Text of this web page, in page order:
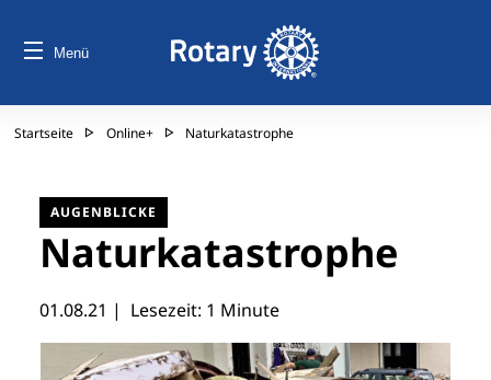
Menü
Startseite Online+ Naturkatastrophe
AUGENBLICKE
Naturkatastrophe
01.08.21 | Lesezeit: 1 Minute